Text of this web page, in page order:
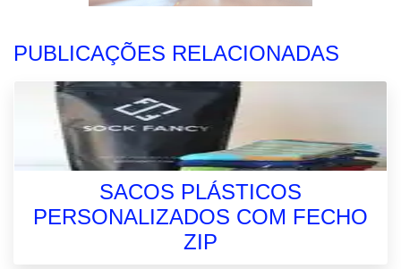
PUBLICAÇÕES RELACIONADAS
SACOS PLÁSTICOS
PERSONALIZADOS COM FECHO
ZIP